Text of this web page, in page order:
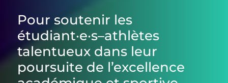
Pour soutenir les
étudiant·e·s–athlètes
talentueux dans leur
poursuite de l’excellence